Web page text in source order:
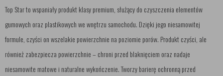
Top Star to wspaniały produkt klasy premium, służący do czyszczenia elementów
gumowych oraz plastikowych we wnętrzu samochodu. Dzięki jego niesamowitej
formule, czyści on wszelakie powierzchnie na poziomie porów. Produkt czyści, ale
również zabezpiecza powierzchnie – chroni przed blaknięciem oraz nadaje
niesamowite matowe i naturalne wykończenie. Tworzy barierę ochronną przed